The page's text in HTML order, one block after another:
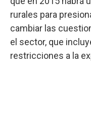
rurales para
cambiar las
el sector, que
restricciones a la